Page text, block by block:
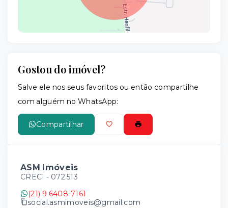
Gostou do imóvel?
Salve ele nos seus favoritos ou então compartilhe
com alguém no WhatsApp:
Compartilhar
ASM Imóveis
CRECI - 072.513
(21) 9 6408-7161
social.asmimoveis@gmail.com